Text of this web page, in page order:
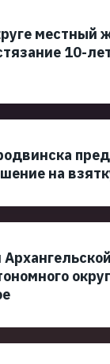
местный
10-
на